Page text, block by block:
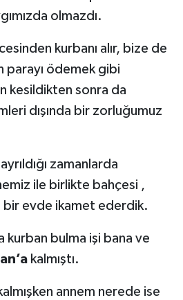
olmazdı.
kurbanı alır, bize de
parayı ödemek gibi
kesildikten sonra da
dışında bir zorluğumuz
zamanlarda
ile birlikte bahçesi ,
bir evde ikamet ederdik.
kurban bulma işi bana ve
kalmıştı.
annem nerede ise